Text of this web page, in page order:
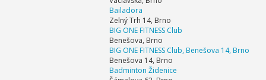
Bailadora
Zelný Trh 14, Brno
BIG ONE FITNESS Club
Benešova, Brno
BIG ONE FITNESS Club, Benešova 14, Brno
Benešova 14, Brno
Badminton Židenice